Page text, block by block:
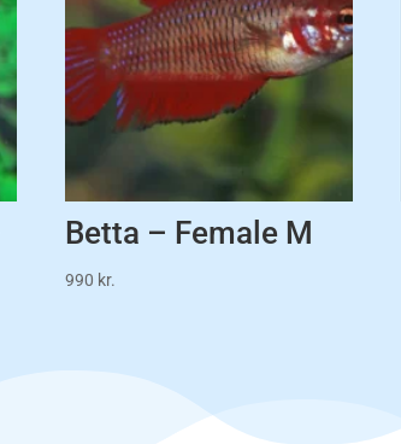
Betta – Female M
990 kr.